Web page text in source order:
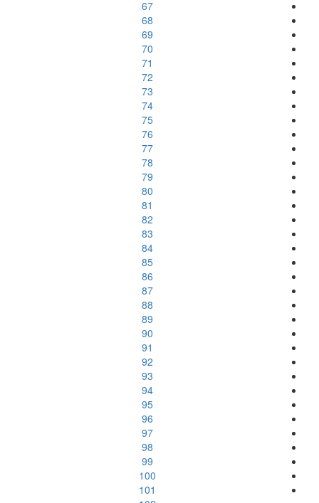
67
68
69
70
71
72
73
74
75
76
77
78
79
80
81
82
83
84
85
86
87
88
89
90
91
92
93
94
95
96
97
98
99
100
101